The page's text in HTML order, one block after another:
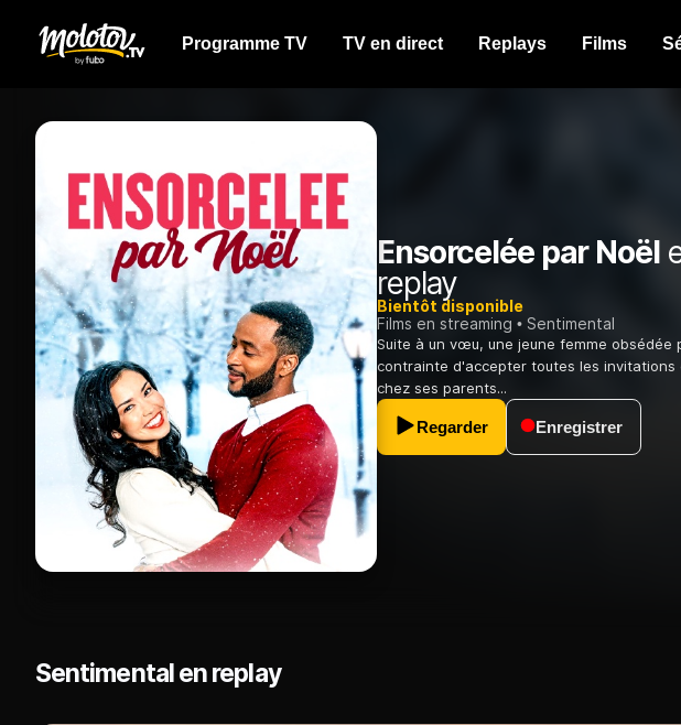
Programme TV TV en direct Replays Films
Ensorcelée par Noël
replay
Bientôt disponible
Films en streaming
Sentimental
Suite à un vœu, une jeune femme obsédée
contrainte d'accepter toutes les invitations
chez ses parents...
Regarder Enregistrer
Sentimental en replay